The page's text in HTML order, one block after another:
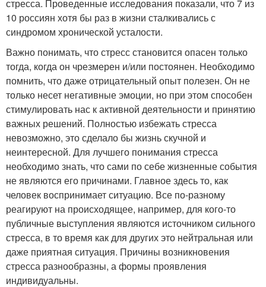
стресса. Проведенные исследования показали, что 7 из
10 россиян хотя бы раз в жизни сталкивались с
синдромом хронической усталости.
Важно понимать, что стресс становится опасен только
тогда, когда он чрезмерен и/или постоянен. Необходимо
помнить, что даже отрицательный опыт полезен. Он не
только несет негативные эмоции, но при этом способен
стимулировать нас к активной деятельности и принятию
важных решений. Полностью избежать стресса
невозможно, это сделало бы жизнь скучной и
неинтересной. Для лучшего понимания стресса
необходимо знать, что сами по себе жизненные события
не являются его причинами. Главное здесь то, как
человек воспринимает ситуацию. Все по-разному
реагируют на происходящее, например, для кого-то
публичные выступления являются источником сильного
стресса, в то время как для других это нейтральная или
даже приятная ситуация. Причины возникновения
стресса разнообразны, а формы проявления
индивидуальны.